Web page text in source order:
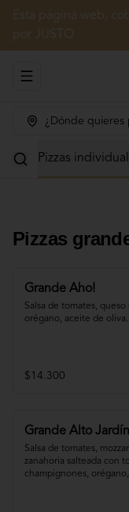
Esta página web,
por JUSTO
Abrir menu de
¿Dónde quieres
Pizzas
Pizzas
Grande Aho!
Salsa de tomates, queso
orégano, aceite de oliva.
$14.300
Grande Alto Jardín
Salsa de tomates,
zanahoria salteada con
champignones,